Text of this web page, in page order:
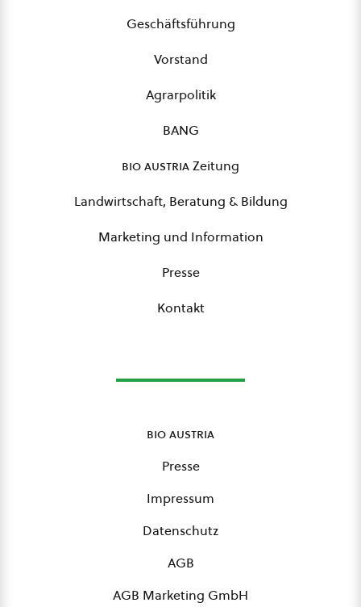
Geschäftsführung
Vorstand
Agrarpolitik
BANG
bio austriaZeitung
Landwirtschaft, Beratung & Bildung
Marketing und Information
Presse
Kontakt
bio austria
Presse
Impressum
Datenschutz
AGB
AGB Marketing GmbH